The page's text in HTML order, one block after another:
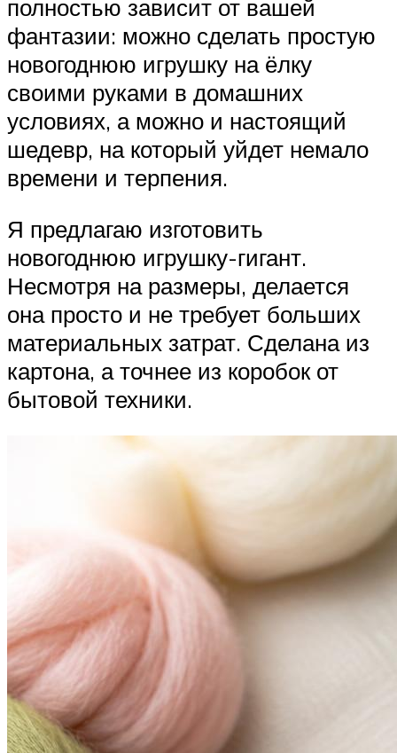
полностью зависит от вашей
фантазии: можно сделать простую
новогоднюю игрушку на ёлку
своими руками в домашних
условиях, а можно и настоящий
шедевр, на который уйдет немало
времени и терпения.
Я предлагаю изготовить
новогоднюю игрушку-гигант.
Несмотря на размеры, делается
она просто и не требует больших
материальных затрат. Сделана из
картона, а точнее из коробок от
бытовой техники.